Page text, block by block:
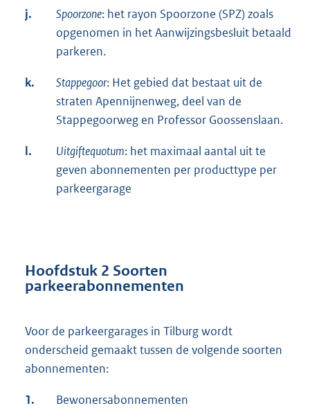
j. Spoorzone: het rayon Spoorzone (SPZ) zoals
opgenomen in het Aanwijzingsbesluit betaald
parkeren.
k. Stappegoor: Het gebied dat bestaat uit de
straten Apennijnenweg, deel van de
Stappegoorweg en Professor Goossenslaan.
l. Uitgiftequotum: het maximaal aantal uit te
geven abonnementen per producttype per
parkeergarage
Hoofdstuk 2 Soorten
parkeerabonnementen
Voor de parkeergarages in Tilburg wordt
onderscheid gemaakt tussen de volgende soorten
abonnementen:
1. Bewonersabonnementen